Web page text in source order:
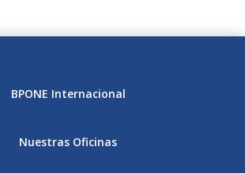
BPONE Internacional
Nuestras Oficinas